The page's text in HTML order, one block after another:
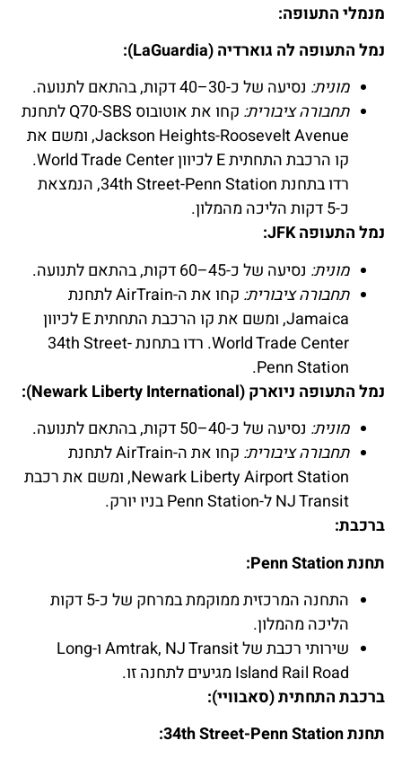
מנמלי התעופה:
נמל התעופה לה גוארדיה (LaGuardia):
מונית: נסיעה של כ-30–40 דקות, בהתאם לתנועה.
תחבורה ציבורית:
קחו את אוטובוס Q70-SBS לתחנת
Jackson Heights-Roosevelt Avenue, ומשם את
קו הרכבת התחתית E לכיוון World Trade Center.
רדו בתחנת 34th Street-Penn Station, הנמצאת
כ-5 דקות הליכה מהמלון.
נמל התעופה JFK:
מונית: נסיעה של כ-45–60 דקות, בהתאם לתנועה.
תחבורה ציבורית:
קחו את ה-AirTrain לתחנת
Jamaica, ומשם את קו הרכבת התחתית E לכיוון
World Trade Center. רדו בתחנת 34th Street-
Penn Station.
נמל התעופה ניוארק (Newark Liberty International):
מונית: נסיעה של כ-40–50 דקות, בהתאם לתנועה.
תחבורה ציבורית:
קחו את ה-AirTrain לתחנת
Newark Liberty Airport Station, ומשם את רכבת
NJ Transit ל-Penn Station בניו יורק.
ברכבת:
תחנת Penn Station:
התחנה המרכזית ממוקמת במרחק של כ-5 דקות
הליכה מהמלון.
שירותי רכבת של Amtrak, NJ Transit ו-Long
Island Rail Road מגיעים לתחנה זו.
ברכבת התחתית (סאבוויי):
תחנת 34th Street-Penn Station: